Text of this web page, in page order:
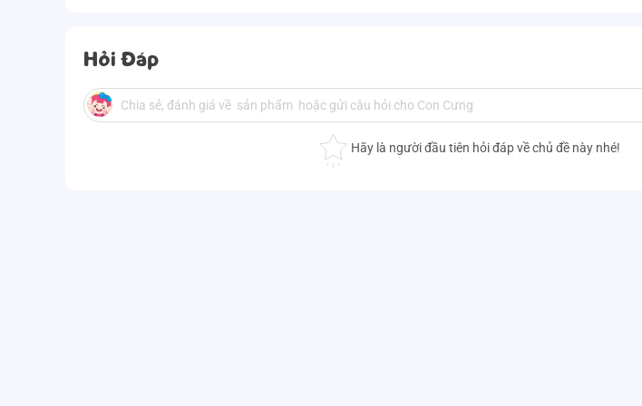
Hỏi Đáp
Hãy là người đầu tiên hỏi đáp về chủ đề này nhé!